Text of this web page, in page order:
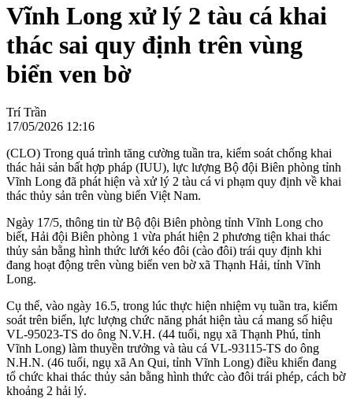
Vĩnh Long xử lý 2 tàu cá khai
thác sai quy định trên vùng
biển ven bờ
Trí Trần
17/05/2026 12:16
(CLO) Trong quá trình tăng cường tuần tra, kiểm soát chống khai
thác hải sản bất hợp pháp (IUU), lực lượng Bộ đội Biên phòng tỉnh
Vĩnh Long đã phát hiện và xử lý 2 tàu cá vi phạm quy định về khai
thác thủy sản trên vùng biển Việt Nam.
Ngày 17/5, thông tin từ Bộ đội Biên phòng tỉnh Vĩnh Long cho
biết, Hải đội Biên phòng 1 vừa phát hiện 2 phương tiện khai thác
thủy sản bằng hình thức lưới kéo đôi (cào đôi) trái quy định khi
đang hoạt động trên vùng biển ven bờ xã Thạnh Hải, tỉnh Vĩnh
Long.
Cụ thể, vào ngày 16.5, trong lúc thực hiện nhiệm vụ tuần tra, kiểm
soát trên biển, lực lượng chức năng phát hiện tàu cá mang số hiệu
VL-95023-TS do ông N.V.H. (44 tuổi, ngụ xã Thạnh Phú, tỉnh
Vĩnh Long) làm thuyền trưởng và tàu cá VL-93115-TS do ông
N.H.N. (46 tuổi, ngụ xã An Qui, tỉnh Vĩnh Long) điều khiển đang
tổ chức khai thác thủy sản bằng hình thức cào đôi trái phép, cách bờ
khoảng 2 hải lý.